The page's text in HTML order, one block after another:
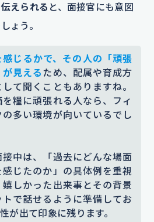
えられる と、面接官にも意図
ょう。
じるかで、その人の「頑張
見える ため、配属や育成方
て聞くこともありますね。
糧に頑張れる人なら、フィ
多い環境が向いているでし
中は、「過去にどんな場面
じたのか」の具体例を重視
嬉しかった出来事とその背景
トで話せるように準備してお
が出て印象に残ります。